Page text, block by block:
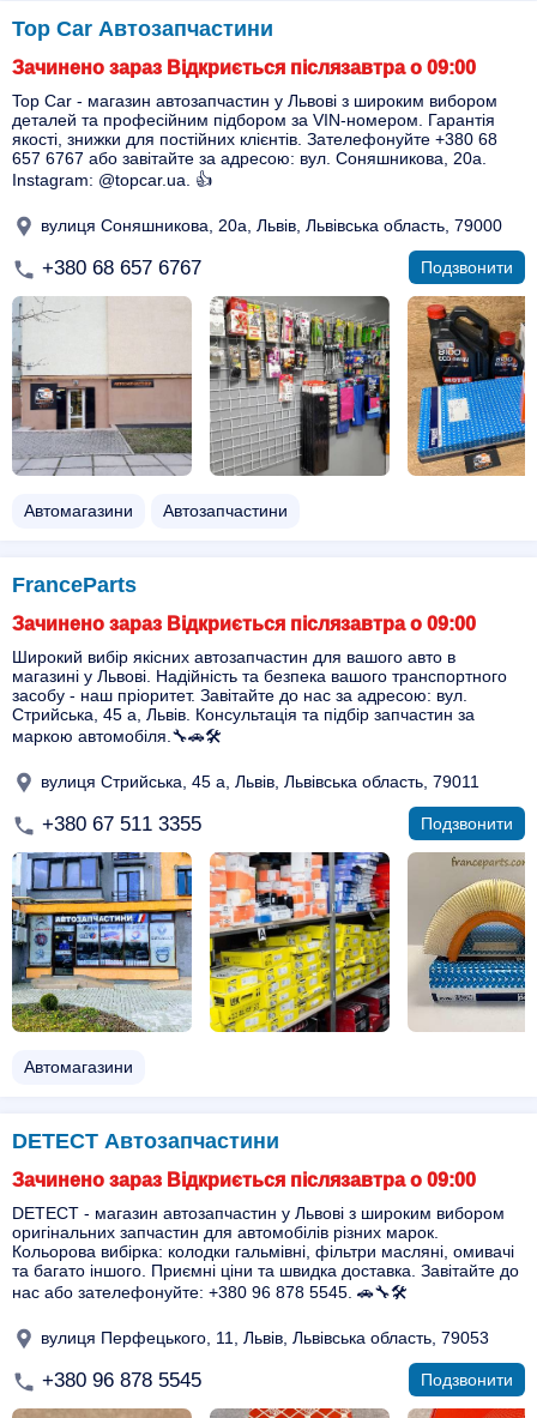
Top Car Автозапчастини
Зачинено зараз Відкриється післязавтра о 09:00
Top Car - магазин автозапчастин у Львові з широким вибором
деталей та професійним підбором за VIN-номером. Гарантія
якості, знижки для постійних клієнтів. Зателефонуйте +380 68
657 6767 або завітайте за адресою: вул. Соняшникова, 20а.
Instagram: @topcar.ua. 👍
вулиця Соняшникова, 20а, Львів, Львівська область, 79000
+380 68 657 6767 Подзвонити
Автомагазини Автозапчастини
FranceParts
Зачинено зараз Відкриється післязавтра о 09:00
Широкий вибір якісних автозапчастин для вашого авто в
магазині у Львові. Надійність та безпека вашого транспортного
засобу - наш пріоритет. Завітайте до нас за адресою: вул.
Стрийська, 45 а, Львів. Консультація та підбір запчастин за
маркою автомобіля.🔧🚗🛠️
вулиця Стрийська, 45 а, Львів, Львівська область, 79011
+380 67 511 3355 Подзвонити
Автомагазини
DETECT Автозапчастини
Зачинено зараз Відкриється післязавтра о 09:00
DETECT - магазин автозапчастин у Львові з широким вибором
оригінальних запчастин для автомобілів різних марок.
Кольорова вибірка: колодки гальмівні, фільтри масляні, омивачі
та багато іншого. Приємні ціни та швидка доставка. Завітайте до
нас або зателефонуйте: +380 96 878 5545. 🚗🔧🛠️
вулиця Перфецького, 11, Львів, Львівська область, 79053
+380 96 878 5545 Подзвонити